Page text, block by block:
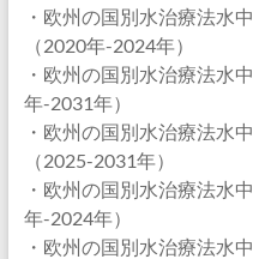
・欧州の国別水治療法水
（2020年-2024年）
・欧州の国別水治療法水
年-2031年）
・欧州の国別水治療法水
（2025-2031年）
・欧州の国別水治療法水
年-2024年）
・欧州の国別水治療法水